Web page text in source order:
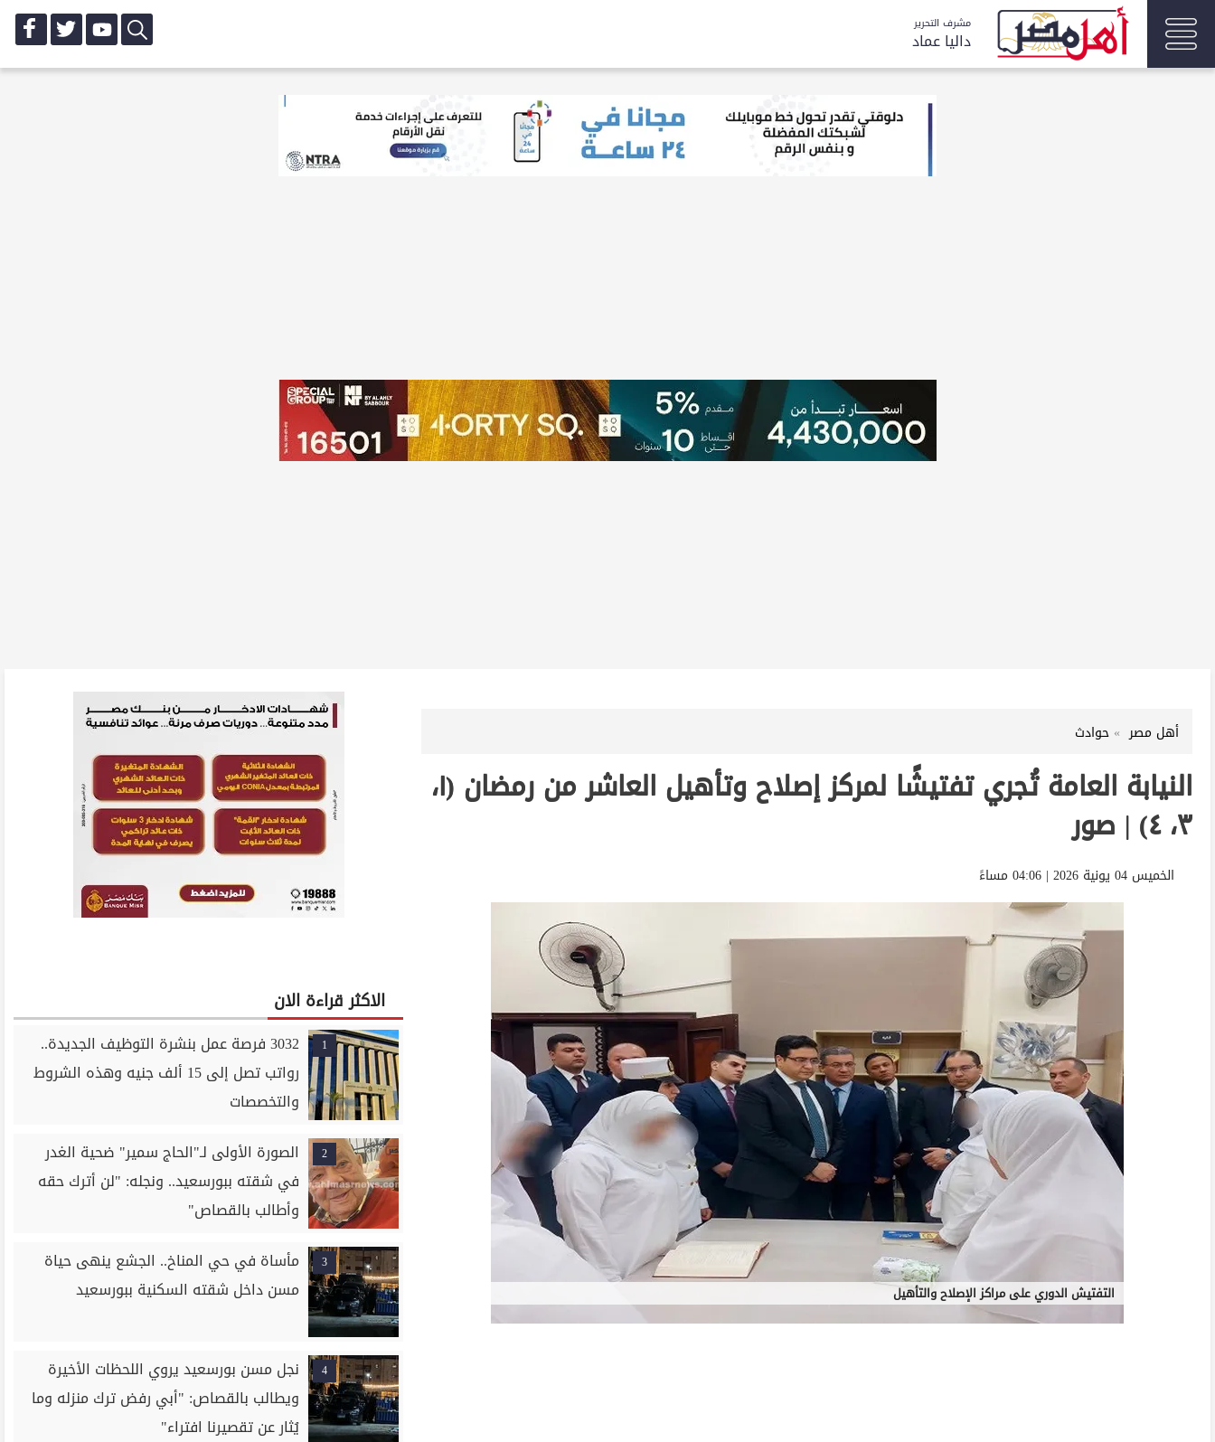
مشرف التحرير
داليا عماد
أهل مصر حوادث
النيابة العامة تُجري تفتيشًا لمركز إصلاح وتأهيل العاشر من رمضان (١،
٣، ٤) | صور
الخميس 04 يونية 2026 | 04:06 مساءً
التفتيش الدوري على مراكز الإصلاح والتأهيل
الاكثر قراءة الان
1
3032 فرصة عمل بنشرة التوظيف الجديدة..
رواتب تصل إلى 15 ألف جنيه وهذه الشروط
والتخصصات
2
الصورة الأولى لـ"الحاج سمير" ضحية الغدر
في شقته ببورسعيد.. ونجله: "لن أترك حقه
وأطالب بالقصاص"
3
مأساة في حي المناخ.. الجشع ينهى حياة
مسن داخل شقته السكنية ببورسعيد
4
نجل مسن بورسعيد يروي اللحظات الأخيرة
ويطالب بالقصاص: "أبي رفض ترك منزله وما
يُثار عن تقصيرنا افتراء"